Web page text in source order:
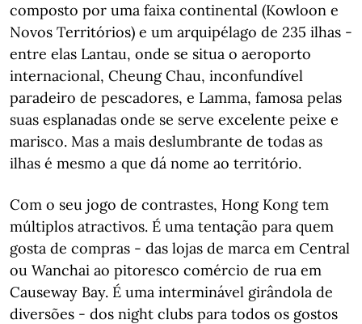
composto por uma faixa continental (Kowloon e
Novos Territórios) e um arquipélago de 235 ilhas -
entre elas Lantau, onde se situa o aeroporto
internacional, Cheung Chau, inconfundível
paradeiro de pescadores, e Lamma, famosa pelas
suas esplanadas onde se serve excelente peixe e
marisco. Mas a mais deslumbrante de todas as
ilhas é mesmo a que dá nome ao território.
Com o seu jogo de contrastes, Hong Kong tem
múltiplos atractivos. É uma tentação para quem
gosta de compras - das lojas de marca em Central
ou Wanchai ao pitoresco comércio de rua em
Causeway Bay. É uma interminável girândola de
diversões - dos night clubs para todos os gostos